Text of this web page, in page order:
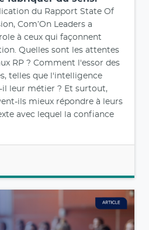
du Rapport State Of
Com’On Leaders a
à ceux qui façonnent
Quelles sont les attentes
RP ? Comment l'essor des
telles que l'intelligence
leur métier ? Et surtout,
ils mieux répondre à leurs
avec lequel la confiance